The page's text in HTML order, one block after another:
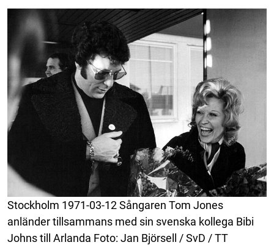
Stockholm 1971-03-12 Sångaren Tom Jones
anländer tillsammans med sin svenska kollega Bibi
Johns till Arlanda Foto: Jan Björsell / SvD / TT